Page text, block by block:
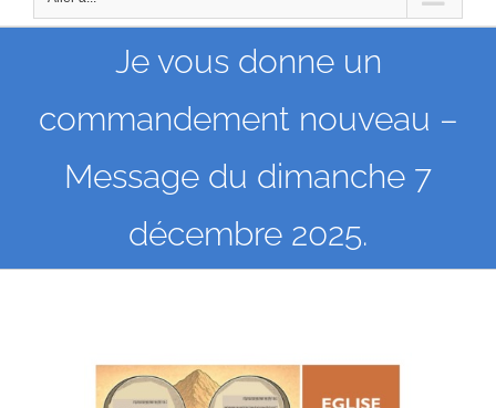
Je vous donne un
commandement nouveau –
Message du dimanche 7
décembre 2025.
Voir
l'image